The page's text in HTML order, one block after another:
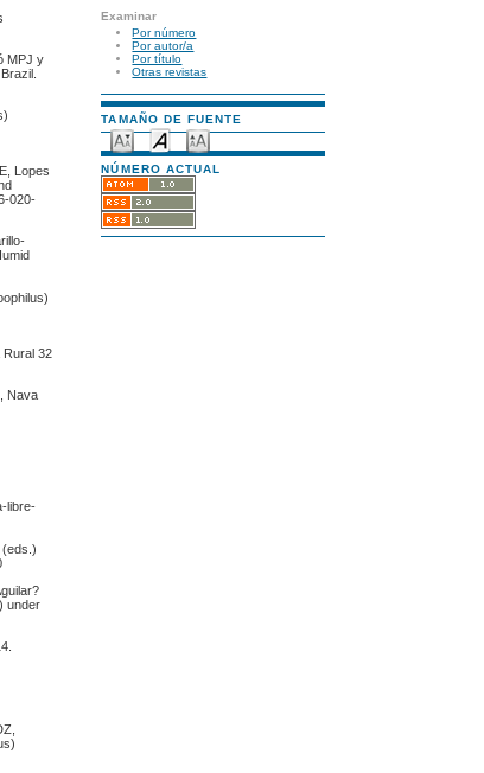
Examinar
Por número
Por autor/a
Por título
Otras revistas
TAMAÑO DE FUENTE
NÚMERO ACTUAL
MPJ y
Lopes
020-
Rural 32
Nava
libre-
(eds.)
under